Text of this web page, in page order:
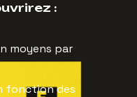
:
moyens par
fonction des